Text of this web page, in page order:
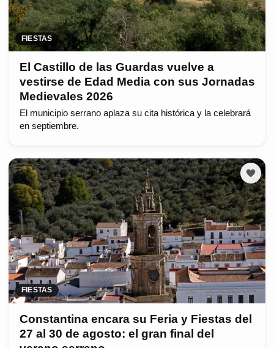
FIESTAS
El Castillo de las Guardas vuelve a
vestirse de Edad Media con sus Jornadas
Medievales 2026
El municipio serrano aplaza su cita histórica y la celebrará
en septiembre.
FIESTAS
Constantina encara su Feria y Fiestas del
27 al 30 de agosto: el gran final del